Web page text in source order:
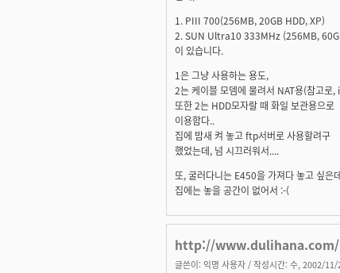
1. PIII 700(256MB, 20GB HDD, XP)
2. SUN Ultra10 333MHz (256MB,
이 있습니다.
1은 그냥 사용하는 용도,
2는 케이블 모뎀에 물려서 NAT용(참고
또한 2는 HDD모자랄 때 화일 보관용으로
이용함다..
집에 밤새 켜 놓고 ftp서버로 사용할려구
했었는데, 넘 시끄러워서....
또, 굴러다니는 E450을 가져다 놓고 싶은
집에는 놓을 공간이 없어서 :-(
http://
글쓴이: 익명 사용자 / 작성시간: 수, 2002/